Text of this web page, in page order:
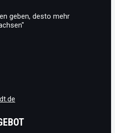
geben, desto mehr